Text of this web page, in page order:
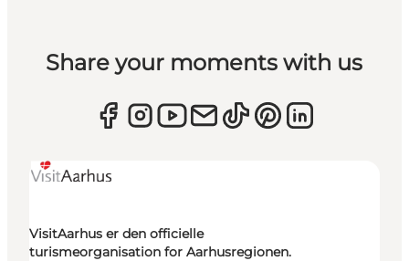
Share your moments with us
VisitAarhus er den officielle
turismeorganisation for Aarhusregionen.